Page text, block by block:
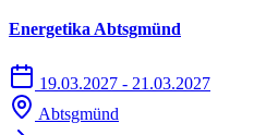
Energetika Abtsgmünd
19.03.2027 - 21.03.2027
Abtsgmünd